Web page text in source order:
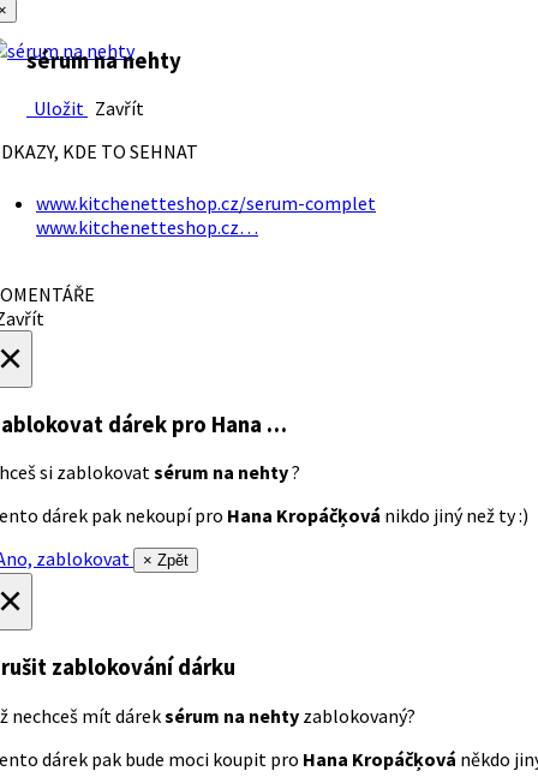
sérum na nehty
Uložit Zavřít
KDE TO SEHNAT
www.kitchenetteshop.cz/serum-complet
www.kitchenetteshop.cz…
dárek pro Hana …
si zablokovatsérum na nehty?
dárek pak nekoupí pro Hana Kropáčķová nikdo jiný než ty :)
zablokovat
× Zpět
zablokování dárku
nechceš mít dáreksérum na nehty zablokovaný?
dárek pak bude moci koupit pro Hana Kropáčķová někdo